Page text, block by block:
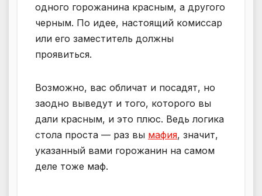
одного горожанина красным, а другого
черным. По идее, настоящий комиссар
или его заместитель должны
проявиться.
Возможно, вас обличат и посадят, но
заодно выведут и того, которого вы
дали красным, и это плюс. Ведь логика
стола проста — раз вы мафия, значит,
указанный вами горожанин на самом
деле тоже маф.